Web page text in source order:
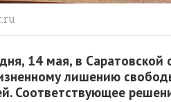
14 мая, в
лишению
Соответствующее